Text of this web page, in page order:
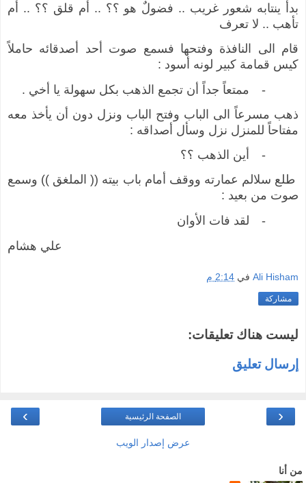
بدأ ينتابه شعور غريب .. فضولٌ هو ؟؟ .. أم قلق ؟؟ .. أم
تأهب .. لا تعرف
قام الى النافذة وفتحها فسمع صوت أحد أصدقائه حاملاً
كيس قمامة كبير لونه أسود :
-
ممتعاً جداً أن تجمع الذهب بكل سهولة يا أخي .
ذهب مسرعاً الى الباب وفتح الباب ونزل دون أن يأخذ معه
مفتاحاً للمنزل نزل وسأل أصداقه :
-
أين الذهب ؟؟
طلع سلالم عمارته ووقف أمام باب بيته (( الملغق )) وسمع
صوت من بعيد :
-
لقد فات الأوان
علي هشام
Ali Hisham في 2:14 م
مشاركة
ليست هناك تعليقات:
إرسال تعليق
‹
› الصفحة الرئيسية
عرض إصدار الويب
من أنا